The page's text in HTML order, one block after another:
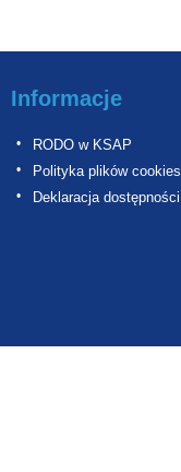
Informacje
RODO w KSAP
Polityka plików cookies
Deklaracja dostępności